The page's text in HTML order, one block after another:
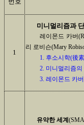
1
미니멀리즘과
레이몬드 카버
리 로비슨(Mary
1. 후소시학(後
2. 미니멀리즘의
3. 레이몬드 카
유약한 세계